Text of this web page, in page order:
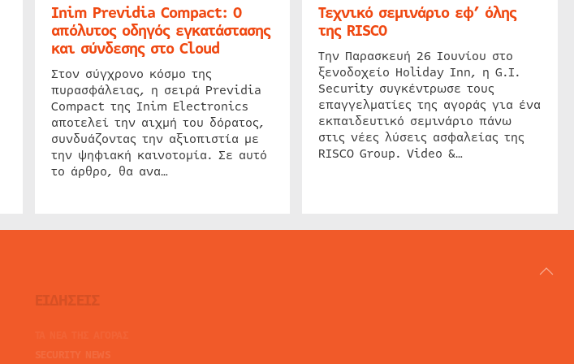
Inim Previdia Compact: Ο
απόλυτος οδηγός εγκατάστασης
και σύνδεσης στο Cloud
Στον σύγχρονο κόσμο της
πυρασφάλειας, η σειρά Previdia
Compact της Inim Electronics
αποτελεί την αιχμή του δόρατος,
συνδυάζοντας την αξιοπιστία με
την ψηφιακή καινοτομία. Σε αυτό
το άρθρο, θα ανα…
Τεχνικό σεμινάριο εφ’ όλης
της RISCO
Την Παρασκευή 26 Ιουνίου στο
ξενοδοχείο Holiday Inn, η G.I.
Security συγκέντρωσε τους
επαγγελματίες της αγοράς για ένα
εκπαιδευτικό σεμινάριο πάνω
στις νέες λύσεις ασφαλείας της
RISCO Group. Video &…
ΕΙΔΗΣΕΙΣ